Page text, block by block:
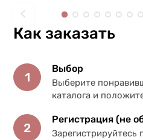
Как заказать
1
Выбор
Выберите
каталога и
2
Регистрация (не
Зарегистрируйтесь